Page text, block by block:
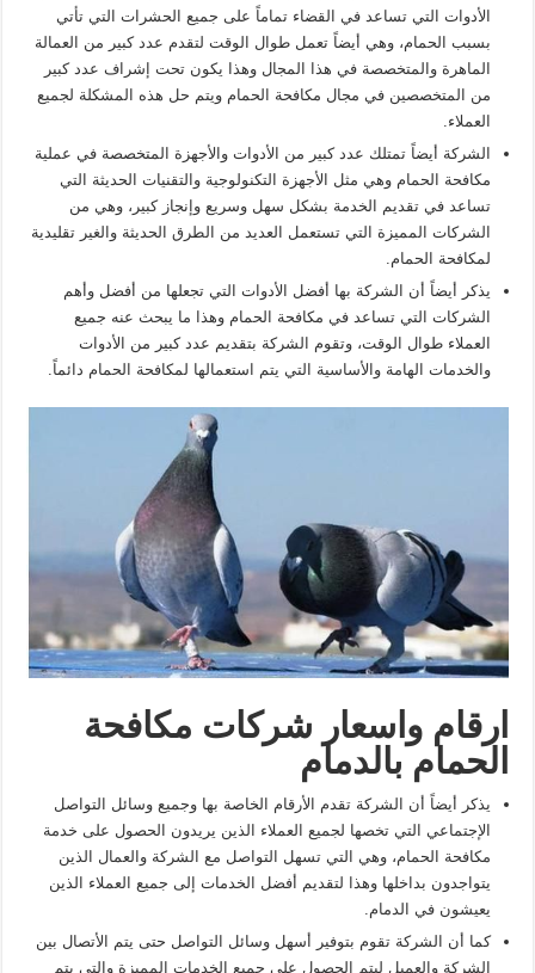
الأدوات التي تساعد في القضاء تماماً على جميع الحشرات التي تأتي
بسبب الحمام، وهي أيضاً تعمل طوال الوقت لتقدم عدد كبير من العمالة
الماهرة والمتخصصة في هذا المجال وهذا يكون تحت إشراف عدد كبير
من المتخصصين في مجال مكافحة الحمام ويتم حل هذه المشكلة لجميع
العملاء.
الشركة أيضاً تمتلك عدد كبير من الأدوات والأجهزة المتخصصة في عملية
مكافحة الحمام وهي مثل الأجهزة التكنولوجية والتقنيات الحديثة التي
تساعد في تقديم الخدمة بشكل سهل وسريع وإنجاز كبير، وهي من
الشركات المميزة التي تستعمل العديد من الطرق الحديثة والغير تقليدية
لمكافحة الحمام.
يذكر أيضاً أن الشركة بها أفضل الأدوات التي تجعلها من أفضل وأهم
الشركات التي تساعد في مكافحة الحمام وهذا ما يبحث عنه جميع
العملاء طوال الوقت، وتقوم الشركة بتقديم عدد كبير من الأدوات
والخدمات الهامة والأساسية التي يتم استعمالها لمكافحة الحمام دائماً.
ارقام واسعار شركات مكافحة
الحمام بالدمام
يذكر أيضاً أن الشركة تقدم الأرقام الخاصة بها وجميع وسائل التواصل
الإجتماعي التي تخصها لجميع العملاء الذين يريدون الحصول على خدمة
مكافحة الحمام، وهي التي تسهل التواصل مع الشركة والعمال الذين
يتواجدون بداخلها وهذا لتقديم أفضل الخدمات إلى جميع العملاء الذين
يعيشون في الدمام.
كما أن الشركة تقوم بتوفير أسهل وسائل التواصل حتى يتم الأتصال بين
الشركة والعميل ليتم الحصول على جميع الخدمات المميزة والتي يتم